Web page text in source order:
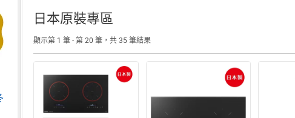
日本原裝專區
顯示第 1 筆 - 第 20 筆，共 35 筆結果